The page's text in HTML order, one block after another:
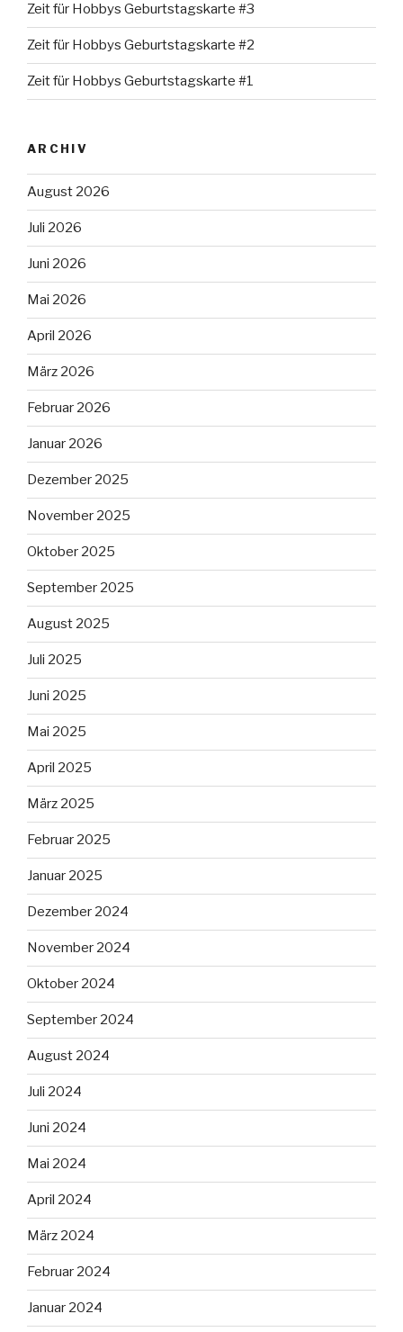
Zeit für Hobbys Geburtstagskarte #3
Zeit für Hobbys Geburtstagskarte #2
Zeit für Hobbys Geburtstagskarte #1
ARCHIV
August 2026
Juli 2026
Juni 2026
Mai 2026
April 2026
März 2026
Februar 2026
Januar 2026
Dezember 2025
November 2025
Oktober 2025
September 2025
August 2025
Juli 2025
Juni 2025
Mai 2025
April 2025
März 2025
Februar 2025
Januar 2025
Dezember 2024
November 2024
Oktober 2024
September 2024
August 2024
Juli 2024
Juni 2024
Mai 2024
April 2024
März 2024
Februar 2024
Januar 2024